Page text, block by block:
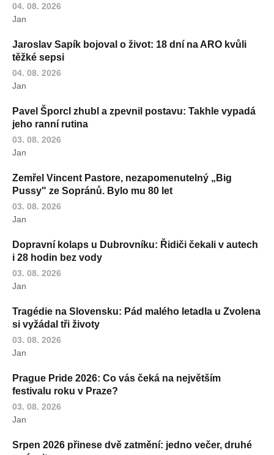
04. 08. 2026
Jan
Jaroslav Sapík bojoval o život: 18 dní na ARO kvůli
těžké sepsi
04. 08. 2026
Jan
Pavel Šporcl zhubl a zpevnil postavu: Takhle vypadá
jeho ranní rutina
03. 08. 2026
Jan
Zemřel Vincent Pastore, nezapomenutelný „Big
Pussy" ze Sopránů. Bylo mu 80 let
03. 08. 2026
Jan
Dopravní kolaps u Dubrovníku: Řidiči čekali v autech
i 28 hodin bez vody
03. 08. 2026
Jan
Tragédie na Slovensku: Pád malého letadla u Zvolena
si vyžádal tři životy
03. 08. 2026
Jan
Prague Pride 2026: Co vás čeká na největším
festivalu roku v Praze?
03. 08. 2026
Jan
Srpen 2026 přinese dvě zatmění: jedno večer, druhé